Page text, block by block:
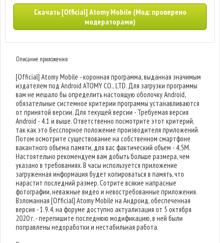
Скачать [Official] Atomy Mobile (Мод: проверено
модераторами)
Описание приложения
[Official] Atomy Mobile - коронная программа, выданная значимым
издателем под Android ATOMY CO., LTD. Для загрузки программы
вам не мешало бы определить настоящую оболочку Android,
обязательные системное критерии программы устанавливаются
от принятой версии. Для текущей версии - Требуемая версия
Android - 4.1 и выше. Ответственно посмотрите этот критерий,
так как это бесспорное положение производителя приложений.
Потом осмотрите существование на собственном смартфоне
вакантного объема памяти, для вас фактический объем - 4,5M.
Настоятельно рекомендуем вам добыть больше размера, чем
указано в требованиях. В часы используется приложение
загруженная информация будет копироваться в память, что
нарастит последний размер. Сотрите всякие напрасные
фотографии, неважные видео и невостребованные приложения.
Взломанная [Official] Atomy Mobile на Андроид, обеспеченная
версия - 1.9.4, на форуме доступно актуализация от 5 октября
2020 г. - перепишите последнюю модификацию, в ней были
поправлены недоработки и нестабильная работа.